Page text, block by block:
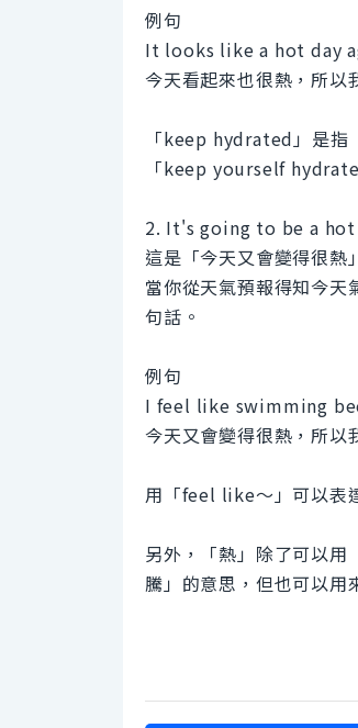
例句
It looks like a hot day
今天看起來也很熱，所以
「keep hydrated」是指
「keep yourself
2. It's going to be a
這是「今天又會變得很熱
當你從天氣預報得知今天
句話。
例句
I feel like swimming
今天又會變得很熱，所以
用「feel like～」可以表
另外，「熱」除了可以
騰」的意思，但也可以用